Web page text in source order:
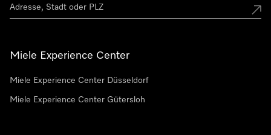
Miele Experience Center
Miele Experience Center Düsseldorf
Miele Experience Center Gütersloh